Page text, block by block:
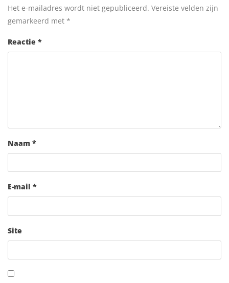
Het e-mailadres wordt niet gepubliceerd. Vereiste velden zijn
gemarkeerd met *
Reactie *
Naam *
E-mail *
Site